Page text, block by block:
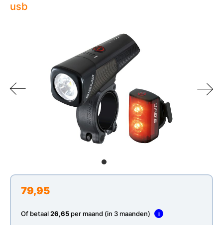
usb
79,95
Of betaal26,65 per maand (in 3 maanden) i